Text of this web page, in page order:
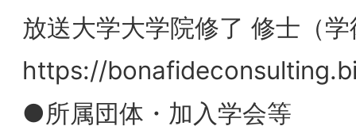
年
2022年
・組織のうつ症状―会社を元気にする処方